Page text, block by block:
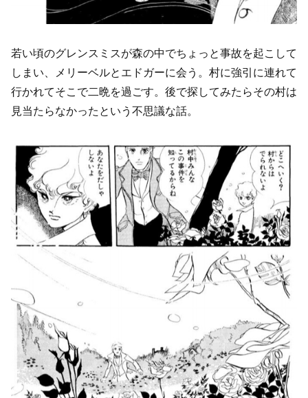
若い頃のグレンスミスが森の中でちょっと事故を起こして
しまい、メリーベルとエドガーに会う。村に強引に連れて
行かれてそこで二晩を過ごす。後で探してみたらその村は
見当たらなかったという不思議な話。